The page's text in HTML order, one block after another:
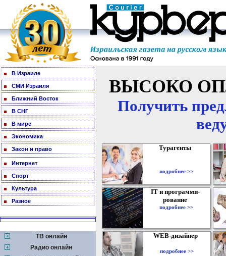
В Израиле
СМИ Израиля
Ближний Восток
В СНГ
В мире
Экономика
Закон и право
Интернет
Спорт
Культура
Разное
ТВ онлайн
Радио онлайн
ВЫСОКО
Получить
Турагенты
подробнее >>
IT и программи-
рование
подробнее >>
WEB-дизайнер
подробнее >>